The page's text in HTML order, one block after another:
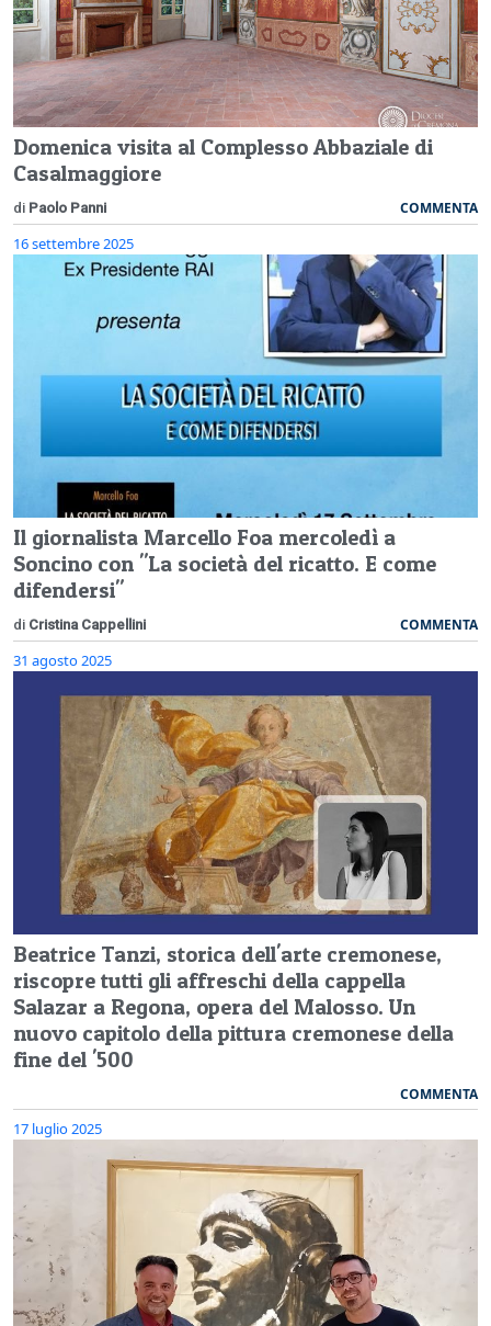
Domenica visita al Complesso Abbaziale di
Casalmaggiore
di Paolo Panni COMMENTA
16 settembre 2025
Il giornalista Marcello Foa mercoledì a
Soncino con "La società del ricatto. E come
difendersi"
di Cristina Cappellini COMMENTA
31 agosto 2025
Beatrice Tanzi, storica dell'arte cremonese,
riscopre tutti gli affreschi della cappella
Salazar a Regona, opera del Malosso. Un
nuovo capitolo della pittura cremonese della
fine del '500
COMMENTA
17 luglio 2025